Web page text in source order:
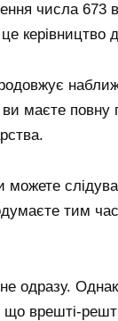
числа 673
це керівництво
маєте повну
тим
одразу.
що врешті-